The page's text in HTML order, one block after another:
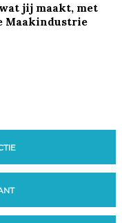
jij maakt, met
Maakindustrie